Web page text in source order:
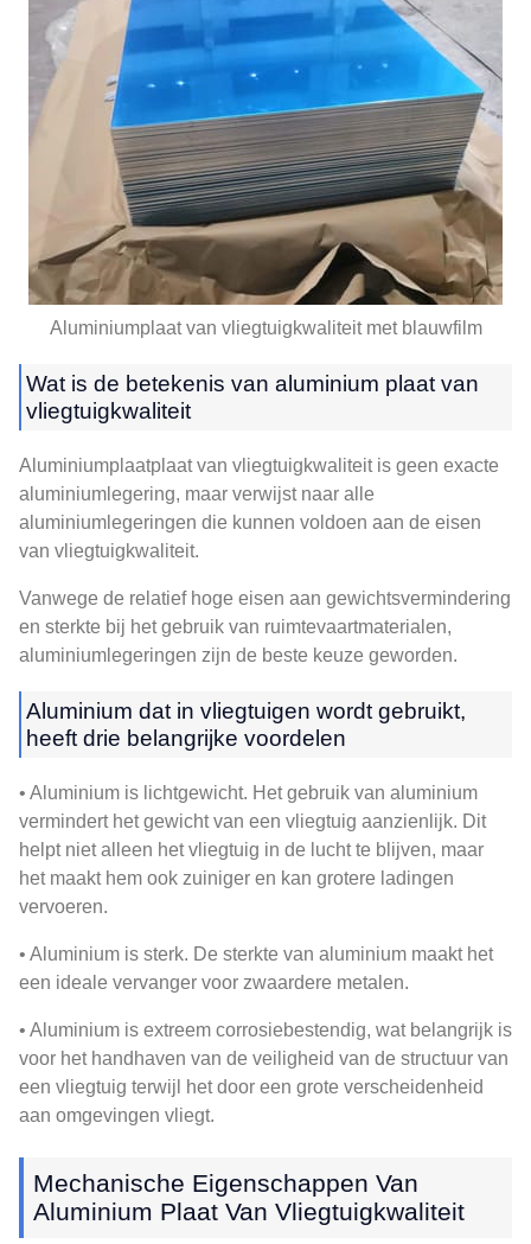
Aluminiumplaat van vliegtuigkwaliteit met blauwfilm
Wat is de betekenis van aluminium plaat van
vliegtuigkwaliteit
Aluminiumplaatplaat van vliegtuigkwaliteit is geen exacte
aluminiumlegering, maar verwijst naar alle
aluminiumlegeringen die kunnen voldoen aan de eisen
van vliegtuigkwaliteit.
Vanwege de relatief hoge eisen aan gewichtsvermindering
en sterkte bij het gebruik van ruimtevaartmaterialen,
aluminiumlegeringen zijn de beste keuze geworden.
Aluminium dat in vliegtuigen wordt gebruikt,
heeft drie belangrijke voordelen
• Aluminium is lichtgewicht. Het gebruik van aluminium
vermindert het gewicht van een vliegtuig aanzienlijk. Dit
helpt niet alleen het vliegtuig in de lucht te blijven, maar
het maakt hem ook zuiniger en kan grotere ladingen
vervoeren.
• Aluminium is sterk. De sterkte van aluminium maakt het
een ideale vervanger voor zwaardere metalen.
• Aluminium is extreem corrosiebestendig, wat belangrijk is
voor het handhaven van de veiligheid van de structuur van
een vliegtuig terwijl het door een grote verscheidenheid
aan omgevingen vliegt.
Mechanische Eigenschappen Van
Aluminium Plaat Van Vliegtuigkwaliteit